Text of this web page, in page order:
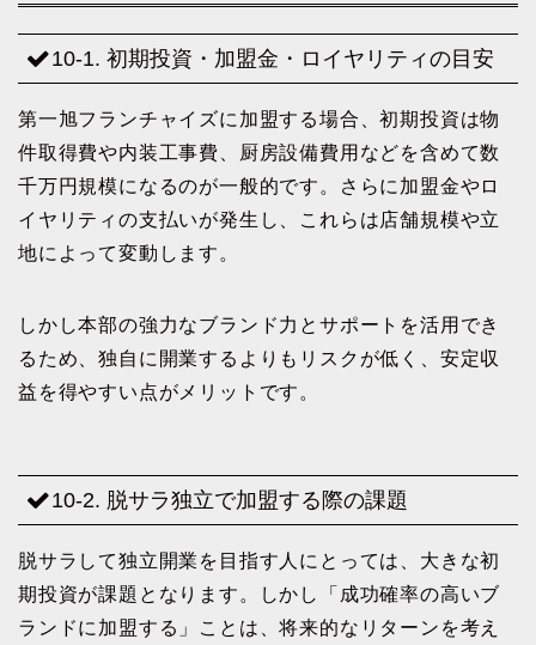
10-1. 初期投資・加盟金・ロイヤリティの目安
第一旭フランチャイズに加盟する場合、初期投資は物
件取得費や内装工事費、厨房設備費用などを含めて数
千万円規模になるのが一般的です。さらに加盟金やロ
イヤリティの支払いが発生し、これらは店舗規模や立
地によって変動します。
しかし本部の強力なブランド力とサポートを活用でき
るため、独自に開業するよりもリスクが低く、安定収
益を得やすい点がメリットです。
10-2. 脱サラ独立で加盟する際の課題
脱サラして独立開業を目指す人にとっては、大きな初
期投資が課題となります。しかし「成功確率の高いブ
ランドに加盟する」ことは、将来的なリターンを考え